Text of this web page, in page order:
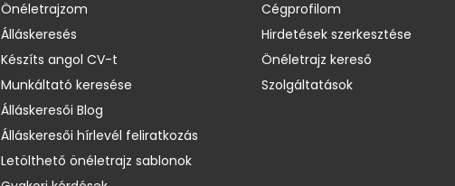
Önéletrajzom
Álláskeresés
Készíts angol CV-t
Munkáltató keresése
Álláskeresői Blog
Álláskeresői hírlevél feliratkozás
Letölthető önéletrajz sablonok
Cégprofilom
Hirdetések szerkesztése
Önéletrajz kereső
Szolgáltatások